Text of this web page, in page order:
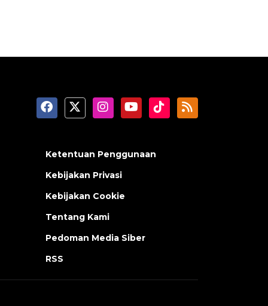
Ketentuan Penggunaan
Kebijakan Privasi
Kebijakan Cookie
Tentang Kami
Pedoman Media Siber
RSS